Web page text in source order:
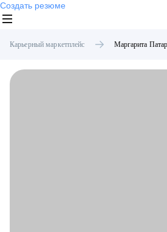
Создать резюме
Карьерный маркетплейс Маргарита